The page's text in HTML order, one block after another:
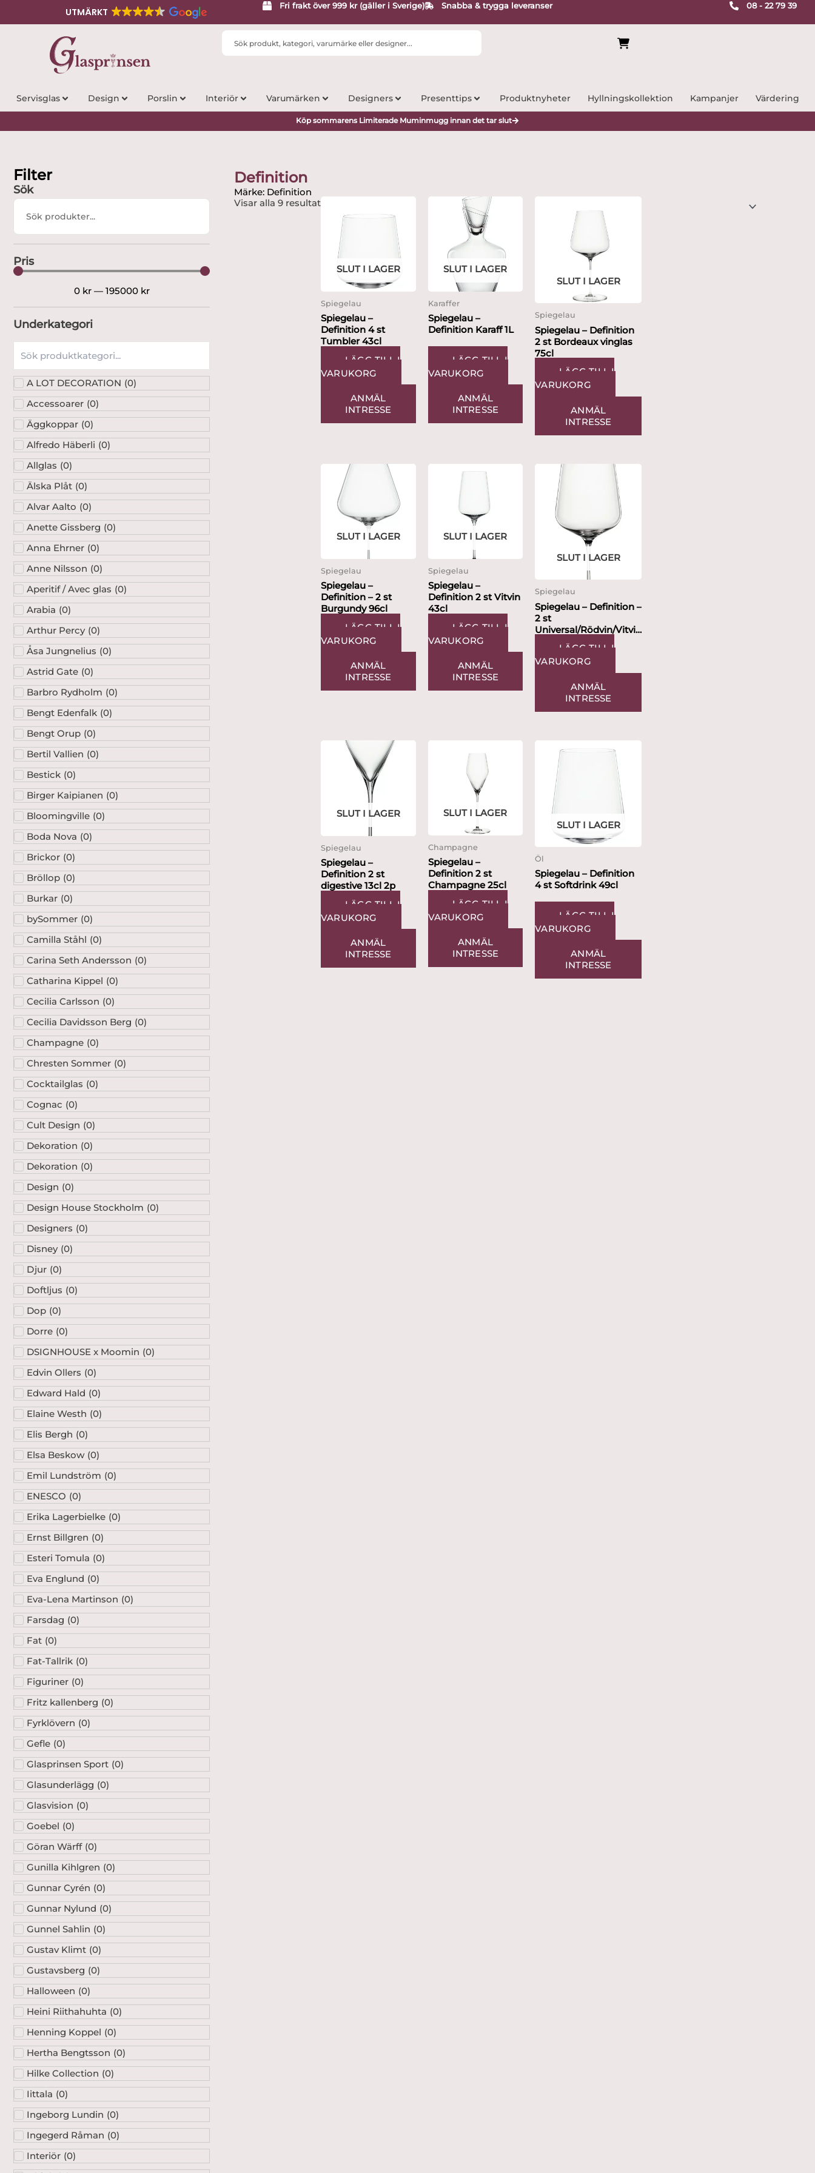
UTMÄRKT
Fri frakt över 999 kr (gäller i Sverige) Snabba & trygga leveranser 08 - 22 79 39
Search
Servisglas Design Porslin Interiör Varumärken Designers Presenttips Produktnyheter Hyllningskollektion Kampanjer Värdering
Köp sommarens Limiterade Muminmugg innan det tar slut
Filter
Sök
Search
Pris
0 kr— 195000 kr
Underkategori
A LOT DECORATION (0)
Accessoarer (0)
Äggkoppar (0)
Alfredo Häberli (0)
Allglas (0)
Älska Plåt (0)
Alvar Aalto (0)
Anette Gissberg (0)
Anna Ehrner (0)
Anne Nilsson (0)
Aperitif / Avec glas (0)
Arabia (0)
Arthur Percy (0)
Åsa Jungnelius (0)
Astrid Gate (0)
Barbro Rydholm (0)
Bengt Edenfalk (0)
Bengt Orup (0)
Bertil Vallien (0)
Bestick (0)
Birger Kaipianen (0)
Bloomingville (0)
Boda Nova (0)
Brickor (0)
Bröllop (0)
Burkar (0)
bySommer (0)
Camilla Ståhl (0)
Carina Seth Andersson (0)
Catharina Kippel (0)
Cecilia Carlsson (0)
Cecilia Davidsson Berg (0)
Champagne (0)
Chresten Sommer (0)
Cocktailglas (0)
Cognac (0)
Cult Design (0)
Dekoration (0)
Dekoration (0)
Design (0)
Design House Stockholm (0)
Designers (0)
Disney (0)
Djur (0)
Doftljus (0)
Dop (0)
Dorre (0)
DSIGNHOUSE x Moomin (0)
Edvin Ollers (0)
Edward Hald (0)
Elaine Westh (0)
Elis Bergh (0)
Elsa Beskow (0)
Emil Lundström (0)
ENESCO (0)
Erika Lagerbielke (0)
Ernst Billgren (0)
Esteri Tomula (0)
Eva Englund (0)
Eva-Lena Martinson (0)
Farsdag (0)
Fat (0)
Fat-Tallrik (0)
Figuriner (0)
Fritz kallenberg (0)
Fyrklövern (0)
Gefle (0)
Glasprinsen Sport (0)
Glasunderlägg (0)
Glasvision (0)
Goebel (0)
Göran Wärff (0)
Gunilla Kihlgren (0)
Gunnar Cyrén (0)
Gunnar Nylund (0)
Gunnel Sahlin (0)
Gustav Klimt (0)
Gustavsberg (0)
Halloween (0)
Heini Riithahuhta (0)
Henning Koppel (0)
Hertha Bengtsson (0)
Hilke Collection (0)
Iittala (0)
Ingeborg Lundin (0)
Ingegerd Råman (0)
Interiör (0)
Definition
Märke: Definition
Visar alla 9 resultat
SLUT I LAGER
Spiegelau
Spiegelau –
Definition 4 st
Tumbler 43cl
LÄGG TILL I
VARUKORG
ANMÄL
INTRESSE
SLUT I LAGER
Karaffer
Spiegelau –
Definition Karaff 1L
LÄGG TILL I
VARUKORG
ANMÄL
INTRESSE
SLUT I LAGER
Spiegelau
Spiegelau – Definition
2 st Bordeaux vinglas
75cl
LÄGG TILL I
VARUKORG
ANMÄL
INTRESSE
SLUT I LAGER
Spiegelau
Spiegelau –
Definition – 2 st
Burgundy 96cl
LÄGG TILL I
VARUKORG
ANMÄL
INTRESSE
SLUT I LAGER
Spiegelau
Spiegelau –
Definition 2 st Vitvin
43cl
LÄGG TILL I
VARUKORG
ANMÄL
INTRESSE
SLUT I LAGER
Spiegelau
Spiegelau – Definition –
2 st
Universal/Rödvin/Vitvin
55cl 2p
LÄGG TILL I
VARUKORG
ANMÄL
INTRESSE
SLUT I LAGER
Spiegelau
Spiegelau –
Definition 2 st
digestive 13cl 2p
LÄGG TILL I
VARUKORG
ANMÄL
INTRESSE
SLUT I LAGER
Champagne
Spiegelau –
Definition 2 st
Champagne 25cl
LÄGG TILL I
VARUKORG
ANMÄL
INTRESSE
SLUT I LAGER
Öl
Spiegelau – Definition
4 st Softdrink 49cl
LÄGG TILL I
VARUKORG
ANMÄL
INTRESSE